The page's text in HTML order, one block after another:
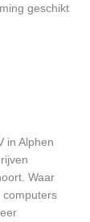
geschikt
in Alphen
Waar